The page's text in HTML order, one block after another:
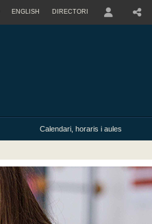
ENGLISH DIRECTORI
Calendari, horaris i aules